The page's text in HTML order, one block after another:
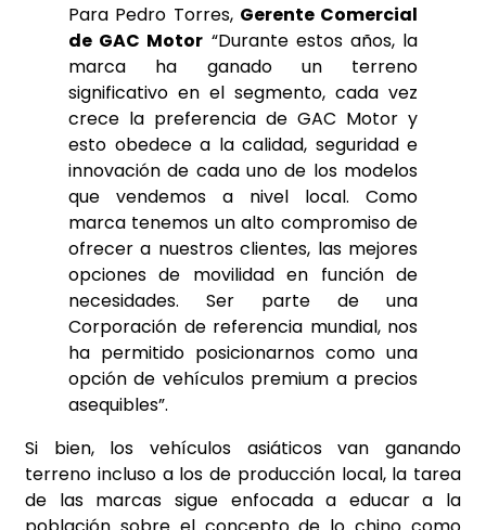
Para Pedro Torres, Gerente Comercial
de GAC Motor “Durante estos años, la
marca ha ganado un terreno
significativo en el segmento, cada vez
crece la preferencia de GAC Motor y
esto obedece a la calidad, seguridad e
innovación de cada uno de los modelos
que vendemos a nivel local. Como
marca tenemos un alto compromiso de
ofrecer a nuestros clientes, las mejores
opciones de movilidad en función de
necesidades. Ser parte de una
Corporación de referencia mundial, nos
ha permitido posicionarnos como una
opción de vehículos premium a precios
asequibles”.
Si bien, los vehículos asiáticos van ganando
terreno incluso a los de producción local, la tarea
de las marcas sigue enfocada a educar a la